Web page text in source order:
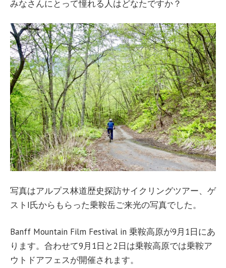
みなさんにとって憧れる人はどなたですか？
写真はアルプス林道歴史探訪サイクリングツアー、ゲ
ストI氏からもらった乗鞍岳ご来光の写真でした。
Banff Mountain Film Festival in 乗鞍高原が9月1日にあ
ります。合わせて9月1日と2日は乗鞍高原では乗鞍ア
ウトドアフェスが開催されます。